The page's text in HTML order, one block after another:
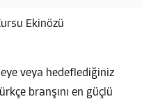
veya hedeflediğiniz
branşını en güçlü